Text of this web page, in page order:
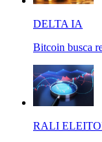
DELTA IA
Bitcoin busca
RALI